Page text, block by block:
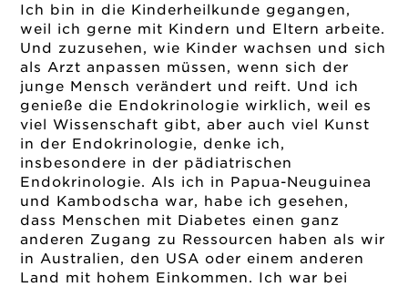
Ich bin in die Kinderheilkunde gegangen,
weil ich gerne mit Kindern und Eltern arbeite.
Und zuzusehen, wie Kinder wachsen und sich
als Arzt anpassen müssen, wenn sich der
junge Mensch verändert und reift. Und ich
genieße die Endokrinologie wirklich, weil es
viel Wissenschaft gibt, aber auch viel Kunst
in der Endokrinologie, denke ich,
insbesondere in der pädiatrischen
Endokrinologie. Als ich in Papua-Neuguinea
und Kambodscha war, habe ich gesehen,
dass Menschen mit Diabetes einen ganz
anderen Zugang zu Ressourcen haben als wir
in Australien, den USA oder einem anderen
Land mit hohem Einkommen. Ich war bei